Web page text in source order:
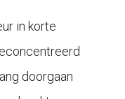
in korte
doorgaan